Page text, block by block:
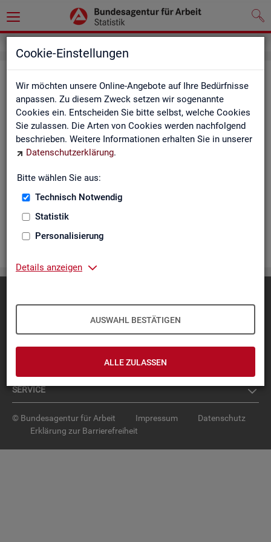
Cookie-Einstellungen
Wir möchten unsere Online-Angebote auf Ihre Bedürfnisse
anpassen. Zu diesem Zweck setzen wir sogenannte
Cookies ein. Entscheiden Sie bitte selbst, welche Cookies
Sie zulassen. Die Arten von Cookies werden nachfolgend
beschrieben. Weitere Informationen erhalten Sie in unserer
Datenschutzerklärung.
Bitte wählen Sie aus:
Technisch Notwendig
Statistik
Personalisierung
Details anzeigen
AUSWAHL BESTÄTIGEN
ALLE ZULASSEN
Ge­mein­de­da­ten der so­zi­al­ver­si­che­
rungs­pflich­tig Be­schäf­tig­ten nach
Wohn- und Ar­beits­ort - Deutsch­
land, Län­der, Krei­se und Ge­mein­den
(Jah­res­zah­len)
Die Ta­bel­len er­schei­nen jähr­lich und ent­hal­ten In­for­ma­tio­nen
über Be­stand, Ar­beits­ort, Wohn­ort, Ge­schlecht, Äl­te­re, Aus­
Be­trie­be / Be­triebs­grö­ße, Pend­ler und wei­te­re Merk­ma­le.
SER­VICE
© Bundesagentur für Arbeit Impressum
Datenschutz
Erklärung zur Barrierefreiheit